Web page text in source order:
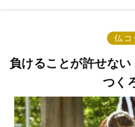
仏コ
負けることが許せな
つく